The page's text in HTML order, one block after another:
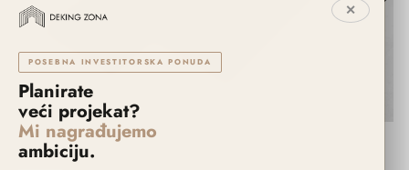
✕
POSEBNA INVESTITORSKA PONUDA
Planirate
veći projekat?
Mi nagrađujemo
ambiciju.
Click to enlarge
POČETNA DASKA